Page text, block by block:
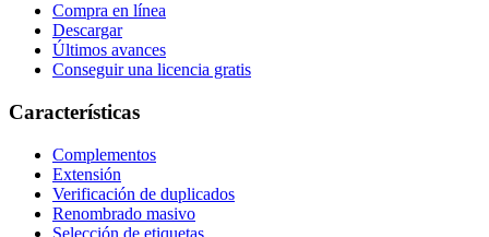
Compra en línea
Descargar
Últimos avances
Conseguir una licencia gratis
Características
Complementos
Extensión
Verificación de duplicados
Renombrado masivo
Selección de etiquetas